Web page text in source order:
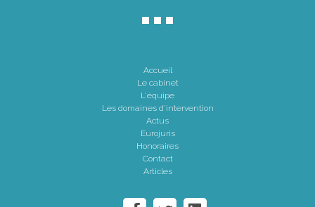
Accueil
Le cabinet
L'équipe
Les domaines d'intervention
Actus
Eurojuris
Honoraires
Contact
Articles